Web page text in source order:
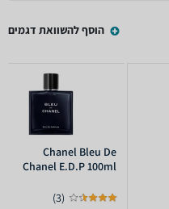
הוסף להשוואת דגמים
Chanel Bleu De
Chanel E.D.P 100ml
(
3
)